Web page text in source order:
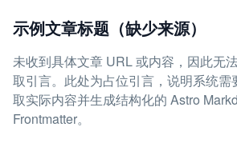
示例文章标题（缺少来源）
未收到具体文章 URL 或内容，因此无
取引言。此处为占位引言，说明系统需
取实际内容并生成结构化的 Astro
Frontmatter。